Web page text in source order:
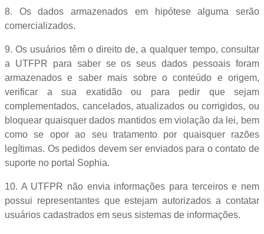
8. Os dados armazenados em hipótese alguma serão
comercializados.
9. Os usuários têm o direito de, a qualquer tempo, consultar
a UTFPR para saber se os seus dados pessoais foram
armazenados e saber mais sobre o conteúdo e origem,
verificar a sua exatidão ou para pedir que sejam
complementados, cancelados, atualizados ou corrigidos, ou
bloquear quaisquer dados mantidos em violação da lei, bem
como se opor ao seu tratamento por quaisquer razões
legítimas. Os pedidos devem ser enviados para o contato de
suporte no portal Sophia.
10. A UTFPR não envia informações para terceiros e nem
possui representantes que estejam autorizados a contatar
usuários cadastrados em seus sistemas de informações.